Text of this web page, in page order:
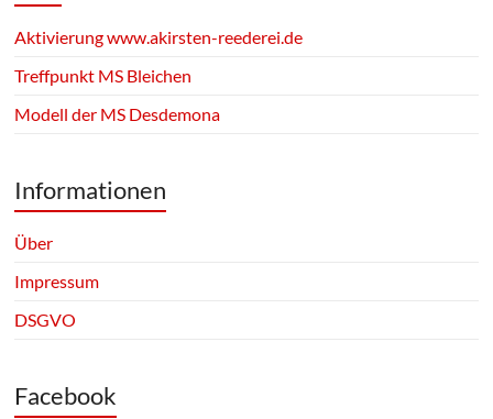
Aktivierung www.akirsten-reederei.de
Treffpunkt MS Bleichen
Modell der MS Desdemona
Informationen
Über
Impressum
DSGVO
Facebook